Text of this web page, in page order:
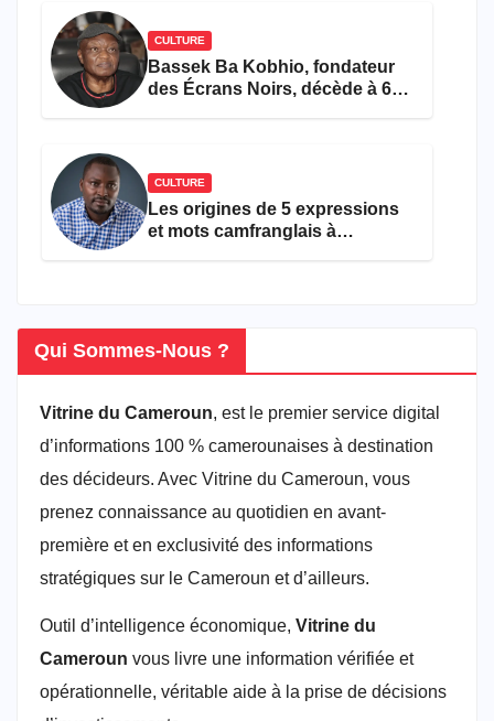
CULTURE
Bassek Ba Kobhio, fondateur
des Écrans Noirs, décède à 69
CULTURE
Les origines de 5 expressions
et mots camfranglais à
Qui Sommes-Nous ?
Vitrine du Cameroun, est le premier service digital
d’informations 100 % camerounaises à destination
des décideurs. Avec Vitrine du Cameroun, vous
prenez connaissance au quotidien en avant-
première et en exclusivité des informations
stratégiques sur le Cameroun et d’ailleurs.
Outil d’intelligence économique, Vitrine du
Cameroun vous livre une information vérifiée et
opérationnelle, véritable aide à la prise de décisions